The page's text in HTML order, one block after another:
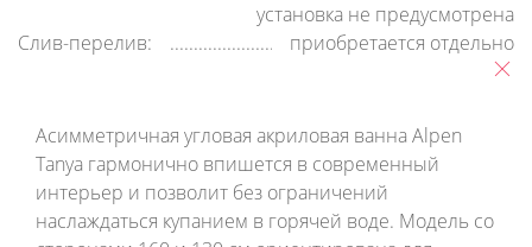
установка не предусмотрена
Слив-перелив:
приобретается отдельно
Асимметричная угловая акриловая ванна Alpen
Tanya гармонично впишется в современный
интерьер и позволит без ограничений
наслаждаться купанием в горячей воде. Модель со